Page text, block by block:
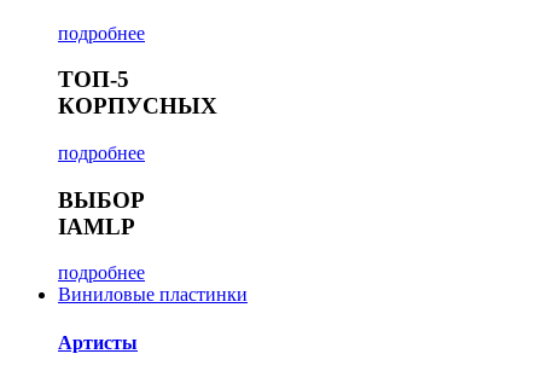
подробнее
ТОП-5
КОРПУСНЫХ
подробнее
ВЫБОР
IAMLP
подробнее
Виниловые пластинки
Артисты